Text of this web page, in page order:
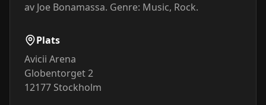
av Joe Bonamassa. Genre: Music, Rock.
Plats
Avicii Arena
Globentorget 2
12177 Stockholm